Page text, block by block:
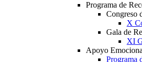
Programa de
Congreso
X
Gala de
XI
Apoyo
Programa